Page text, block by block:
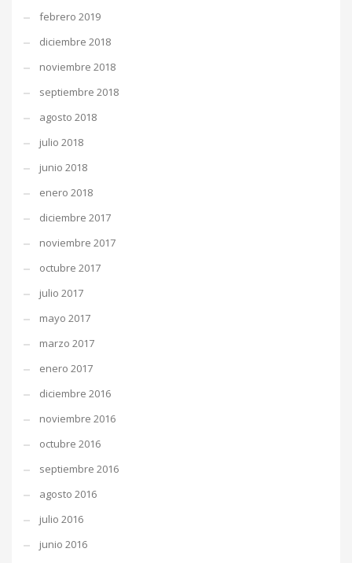
febrero 2019
diciembre 2018
noviembre 2018
septiembre 2018
agosto 2018
julio 2018
junio 2018
enero 2018
diciembre 2017
noviembre 2017
octubre 2017
julio 2017
mayo 2017
marzo 2017
enero 2017
diciembre 2016
noviembre 2016
octubre 2016
septiembre 2016
agosto 2016
julio 2016
junio 2016